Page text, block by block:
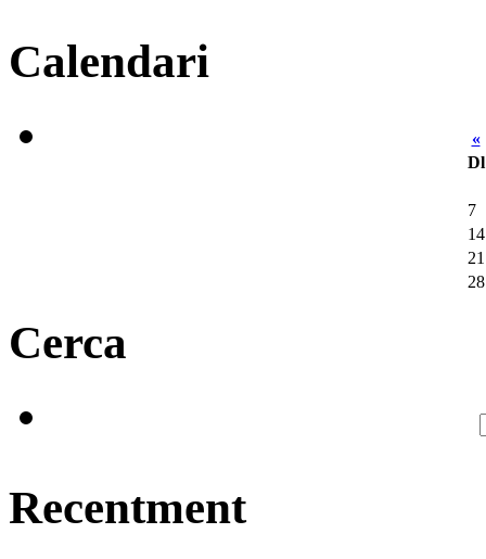
Calendari
«
Dl
7
14
21
28
Cerca
Recentment